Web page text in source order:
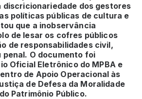
discricionariedade dos gestores
políticas públicas de cultura e
que a inobservância
de lesar os cofres públicos
de responsabilidades civil,
O documento foi
Oficial Eletrônico do MPBA e
de Apoio Operacional às
de Defesa da Moralidade
Patrimônio Público.